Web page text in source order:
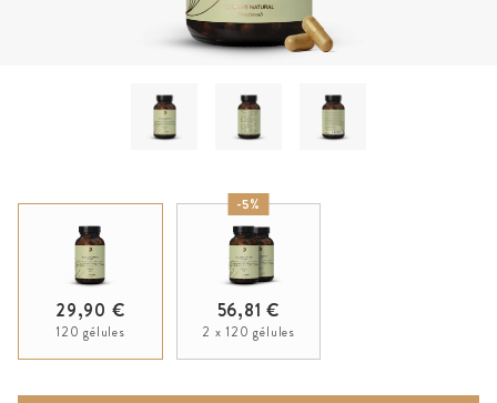
29,90 €
120 gélules
-5%
56,81 €
2 x 120 gélules